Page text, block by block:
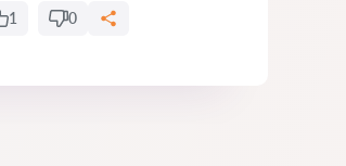
1 0